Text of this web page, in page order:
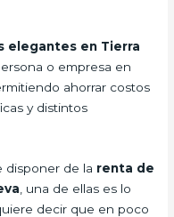
elegantes en Tierra
o empresa en
ahorrar costos
y distintos
disponer de la renta de
, una de ellas es lo
decir que en poco